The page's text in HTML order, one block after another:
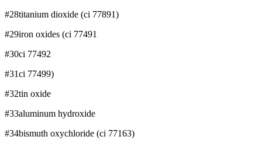
#28titanium dioxide (ci 77891)
#29iron oxides (ci 77491
#30ci 77492
#31ci 77499)
#32tin oxide
#33aluminum hydroxide
#34bismuth oxychloride (ci 77163)